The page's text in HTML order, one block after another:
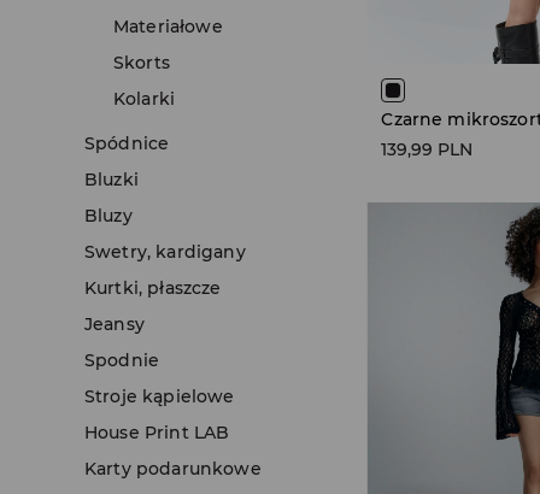
Materiałowe
Skorts
Kolarki
Spódnice
Bluzki
Bluzy
Swetry, kardigany
Kurtki, płaszcze
Jeansy
Spodnie
Stroje kąpielowe
House Print LAB
Karty podarunkowe
139,99 PLN